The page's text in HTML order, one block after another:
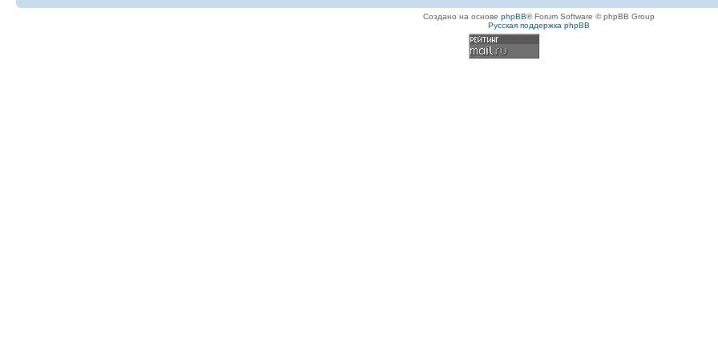
Создано на основе phpBB® Forum Software © phpBB Group
Русская поддержка phpBB